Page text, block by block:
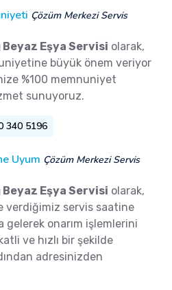
Çözüm Merkezi Servis
Eşya Servisi olarak,
büyük önem veriyor
%100 memnuniyet
sunuyoruz.
340 5196
Uyum Çözüm Merkezi Servis
Eşya Servisi olarak,
verdiğimiz servis saatine
gelerek onarım işlemlerini
ve hızlı bir şekilde
adresinizden